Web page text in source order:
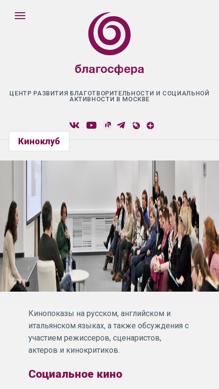
ЦЕНТР РАЗВИТИЯ БЛАГОТВОРИТЕЛЬНОСТИ И СОЦИАЛЬНОЙ
АКТИВНОСТИ В МОСКВЕ
Киноклуб
Кинопоказы на русском, английском и
итальянском языках, а также обсуждения с
участием режиссеров, сценаристов,
актеров и кинокритиков.
Социальное кино